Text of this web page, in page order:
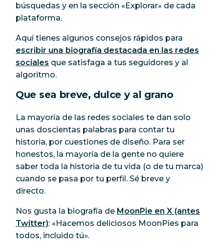
búsquedas y en la sección «Explorar» de cada
plataforma.
Aquí tienes algunos consejos rápidos para
escribir una biografía destacada en las redes
sociales que satisfaga a tus seguidoresy al
algoritmo.
Que sea breve, dulce y al grano
La mayoría de las redes sociales te dan solo
unas doscientas palabras para contar tu
historia, por cuestiones de diseño. Para ser
honestos, la mayoría de la gente no quiere
saber toda la historia de tu vida (o de tu marca)
cuando se pasa por tu perfil. Sé breve y
directo.
Nos gusta la biografía de MoonPie en X (antes
Twitter): «Hacemos deliciosos MoonPies para
todos, incluido tú».